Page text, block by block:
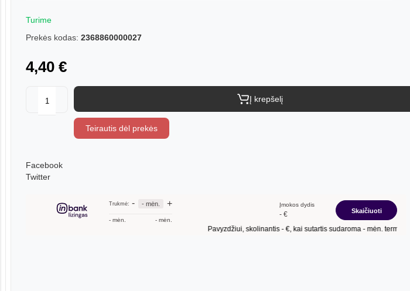
Turime
Prekės kodas: 2368860000027
4,40 €
Į krepšelį
Teirautis dėl prekės
Facebook
Twitter